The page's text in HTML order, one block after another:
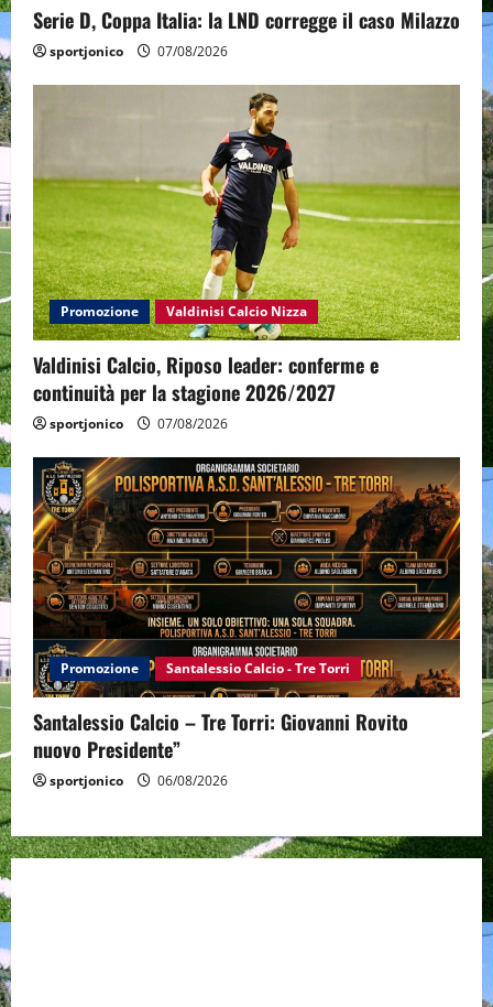
Serie D, Coppa Italia: la LND corregge il caso Milazzo
sportjonico 07/08/2026
Promozione Valdinisi Calcio Nizza
Valdinisi Calcio, Riposo leader: conferme e
continuità per la stagione 2026/2027
sportjonico 07/08/2026
Promozione Santalessio Calcio - Tre Torri
Santalessio Calcio – Tre Torri: Giovanni Rovito
nuovo Presidente”
sportjonico 06/08/2026